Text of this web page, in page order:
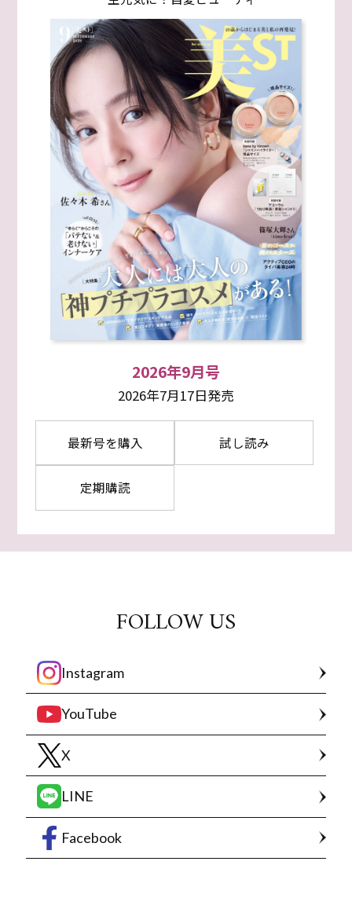
2026年9月号
2026年7月17日発売
最新号を購入 試し読み
定期購読
FOLLOW US
Instagram
YouTube
X
LINE
Facebook